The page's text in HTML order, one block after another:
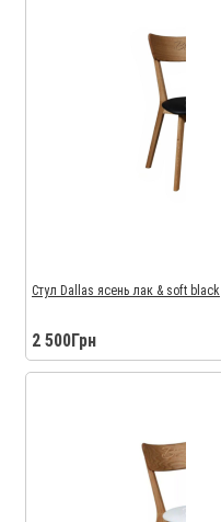
Стул Dallas ясень лак & soft black
2 500Грн